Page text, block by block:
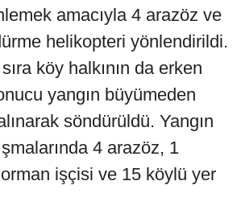
amacıyla 4 arazöz ve
helikopteri yönlendirildi.
köy halkının da erken
yangın büyümeden
söndürüldü. Yangın
4 arazöz, 1
işçisi ve 15 köylü yer